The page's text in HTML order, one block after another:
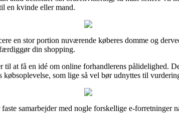
en kvinde eller mand.
en stor portion nuværende køberes domme og
din shopping.
til at få en idé om online forhandlerens pålidelighed.
som lige så vel bør udnyttes til
samarbejder med nogle forskellige e-forretninger